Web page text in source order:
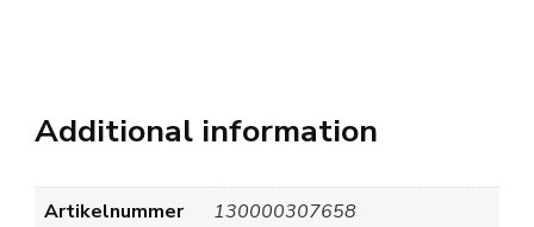
Additional information
Artikelnummer
130000307658